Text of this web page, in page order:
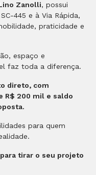
Zanolli, possui
445 e à Via Rápida,
praticidade e
espaço e
faz toda a diferença.
direto, com
R$ 200 mil e saldo
para quem
tirar o seu projeto